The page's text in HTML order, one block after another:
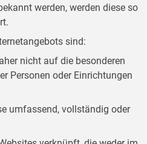
werden, werden diese so
sind:
nicht auf die besonderen
Personen oder Einrichtungen
umfassend, vollständig oder